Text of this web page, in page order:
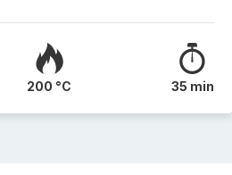
200 °C 35 min